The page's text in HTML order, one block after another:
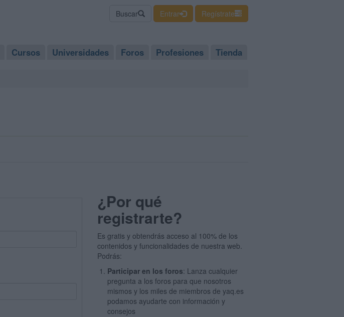
Buscar Entrar Regístrate
Cursos Universidades Foros Profesiones Tienda
¿Por qué
registrarte?
Es gratis y obtendrás acceso al 100% de los
contenidos y funcionalidades de nuestra web.
Podrás:
Participar en los foros: Lanza cualquier
pregunta a los foros para que nosotros
mismos y los miles de miembros de yaq.es
podamos ayudarte con información y
consejos